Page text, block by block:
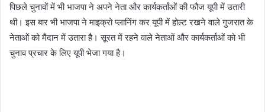
पिछले चुनावों में भी भाजपा ने अपने नेता और कार्यकर्तांओं की फौज यूपी में उतारी
थी। इस बार भी भाजपा ने माइक्रो प्लानिंग कर यूपी में होल्ट रखने वाले गुजरात के
नेताओं को मैदान में उतारा है। सूरत में रहने वाले नेताओं और कार्यकर्ताओं को भी
चुनाव प्रचार के लिए यूपी भेजा गया है।